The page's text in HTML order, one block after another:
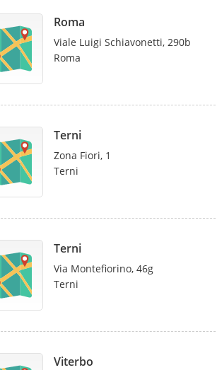
Roma
Viale Luigi Schiavonetti, 290b
Roma
Terni
Zona Fiori, 1
Terni
Terni
Via Montefiorino, 46g
Terni
Viterbo